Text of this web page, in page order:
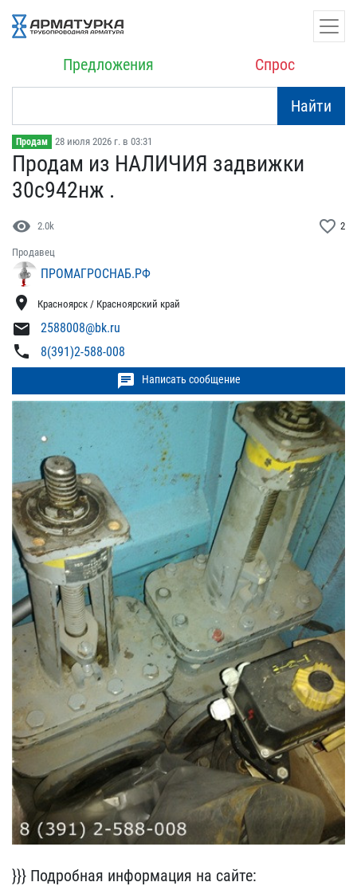
Предложения Спрос
Найти
Продам 28 июля 2026 г. в 03:31
Продам из НАЛИЧИЯ задвиж​ки
30с942нж .
visibility 2.0k favorite_border 2
Продавец
ПРОМАГРОСНАБ.РФ
location_on Красноярск / Красноярский край
mail 2588008@bk.ru
phone 8(391)2-588-008
chat Написать сообщение
}}} Подробная информаци​я на сайте: